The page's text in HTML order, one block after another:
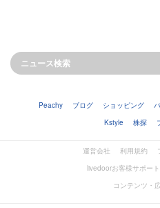
Peachy ブログ ショッピング
Kstyle
株探
運営会社 利用規約
livedoorお客様サポー
コンテンツ・